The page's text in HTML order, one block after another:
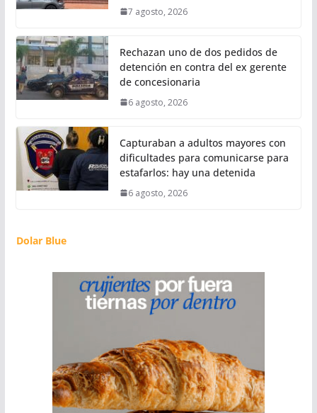
7 agosto, 2026
Rechazan uno de dos pedidos de
detención en contra del ex gerente
de concesionaria
6 agosto, 2026
Capturaban a adultos mayores con
dificultades para comunicarse para
estafarlos: hay una detenida
6 agosto, 2026
Dolar Blue